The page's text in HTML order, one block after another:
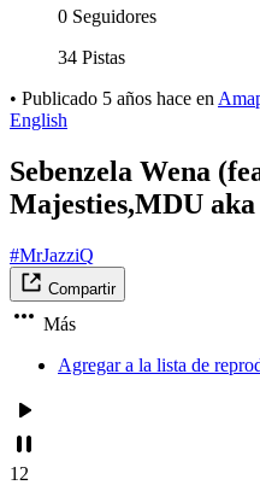
0 Seguidores
34 Pistas
• Publicado 5 años hace en
English
Sebenzela Wena
Majesties,MDU
#MrJazziQ
Compartir
Más
Agregar a la lista de
12